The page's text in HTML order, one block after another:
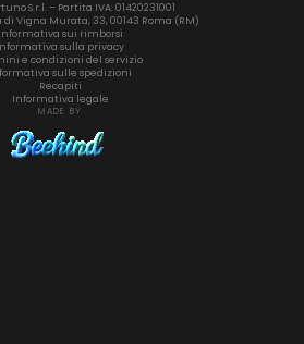
S.r.l. – Partita IVA: 01420231001
di Vigna Murata, 33, 00143 Roma (RM)
Informativa sui rimborsi
sulla privacy
e condizioni del servizio
sulle spedizioni
Recapiti
Informativa legale
MADE BY